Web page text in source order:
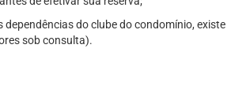
dependências do clube do condomínio, existe
sob consulta).